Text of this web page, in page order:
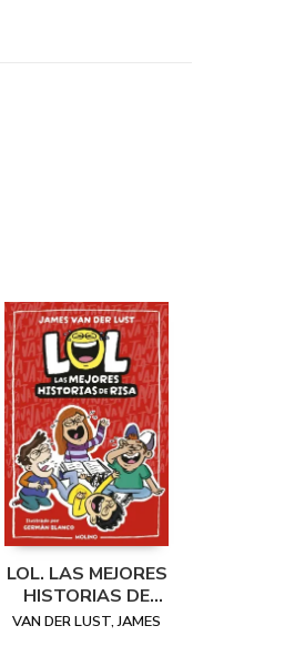
LOL. LAS MEJORES
HISTORIAS DE
RISA
VAN DER LUST, JAMES